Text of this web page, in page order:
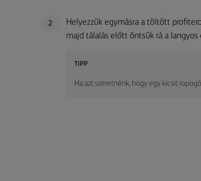
2
Helyezzük egymásra a töltött
majd tálalás előtt öntsük rá a
TIPP
Ha azt szeretnénk, hogy egy kicsit